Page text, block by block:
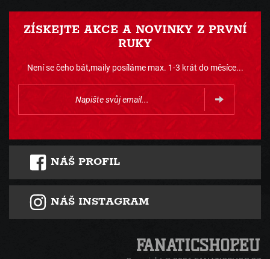
ZÍSKEJTE AKCE A NOVINKY Z PRVNÍ
RUKY
Není se čeho bát,maily posíláme max. 1-3 krát do měsíce...
NÁŠ PROFIL
NÁŠ INSTAGRAM